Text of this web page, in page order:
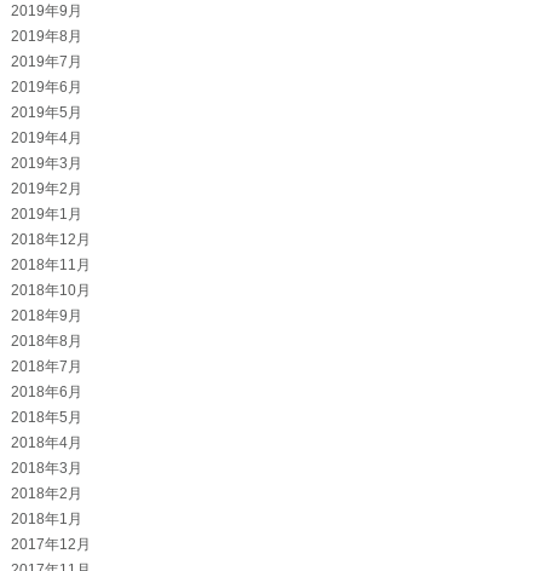
2019年9月
2019年8月
2019年7月
2019年6月
2019年5月
2019年4月
2019年3月
2019年2月
2019年1月
2018年12月
2018年11月
2018年10月
2018年9月
2018年8月
2018年7月
2018年6月
2018年5月
2018年4月
2018年3月
2018年2月
2018年1月
2017年12月